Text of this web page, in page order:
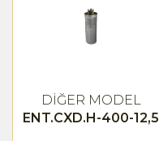
DİĞER MODEL
ENT.CXD.H-400-12,5